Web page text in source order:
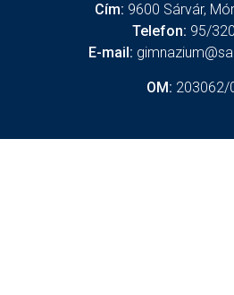
Cím: 9600 Sárvár,
Telefon: 95/
E-mail:
OM: 203062/